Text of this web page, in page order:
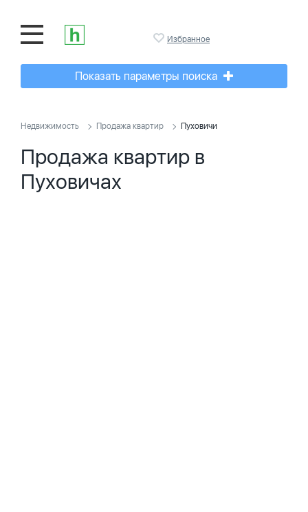
Избранное
Показать параметры поиска
Недвижимость Продажа квартир Пуховичи
Продажа квартир в
Пуховичах